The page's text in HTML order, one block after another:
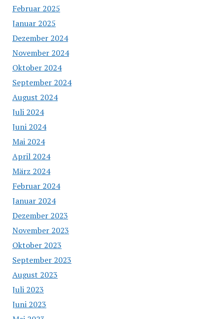
Februar 2025
Januar 2025
Dezember 2024
November 2024
Oktober 2024
September 2024
August 2024
Juli 2024
Juni 2024
Mai 2024
April 2024
März 2024
Februar 2024
Januar 2024
Dezember 2023
November 2023
Oktober 2023
September 2023
August 2023
Juli 2023
Juni 2023